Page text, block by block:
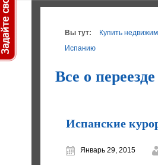
Вы тут:
Купить
Испанию
Все о
Испанские
Январь 29, 2015